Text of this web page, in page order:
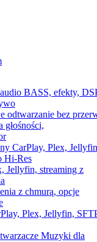
BASS, efekty,
odtwarzanie bez
głośności,
CarPlay, Plex,
Hi-Res
Jellyfin, streaming z
z chmurą, opcje
Plex, Jellyfin,
Muzyki dla